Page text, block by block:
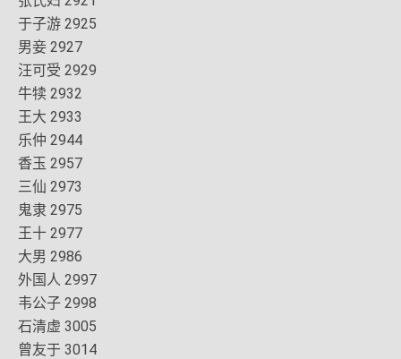
于子游 2925
男妾 2927
汪可受 2929
牛犊 2932
王大 2933
乐仲 2944
香玉 2957
三仙 2973
鬼隶 2975
王十 2977
大男 2986
外国人 2997
韦公子 2998
石清虚 3005
曾友于 3014